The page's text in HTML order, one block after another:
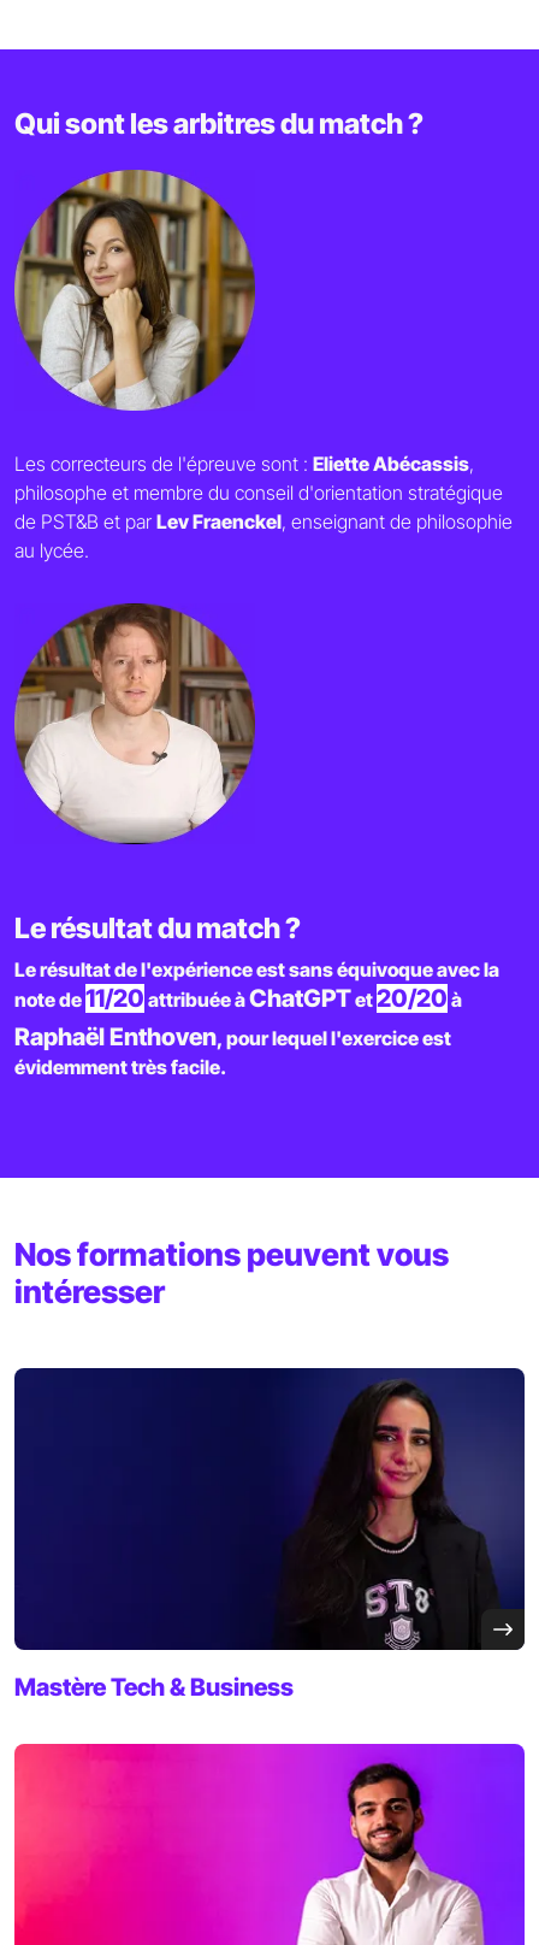
Qui sont les arbitres du match ?
Les correcteurs de l'épreuve sont : Eliette Abécassis,
philosophe et membre du conseil d'orientation stratégique
de PST&B et par Lev Fraenckel, enseignant de philosophie
au lycée.
Le résultat du match ?
Le résultat de l'expérience est sans équivoque avec la
note de11/20 attribuée àChatGPTet20/20 à
Raphaël Enthoven, pour lequel l'exercice est
évidemment très facile.
Nos formations peuvent vous
intéresser
MastèreTech & Business